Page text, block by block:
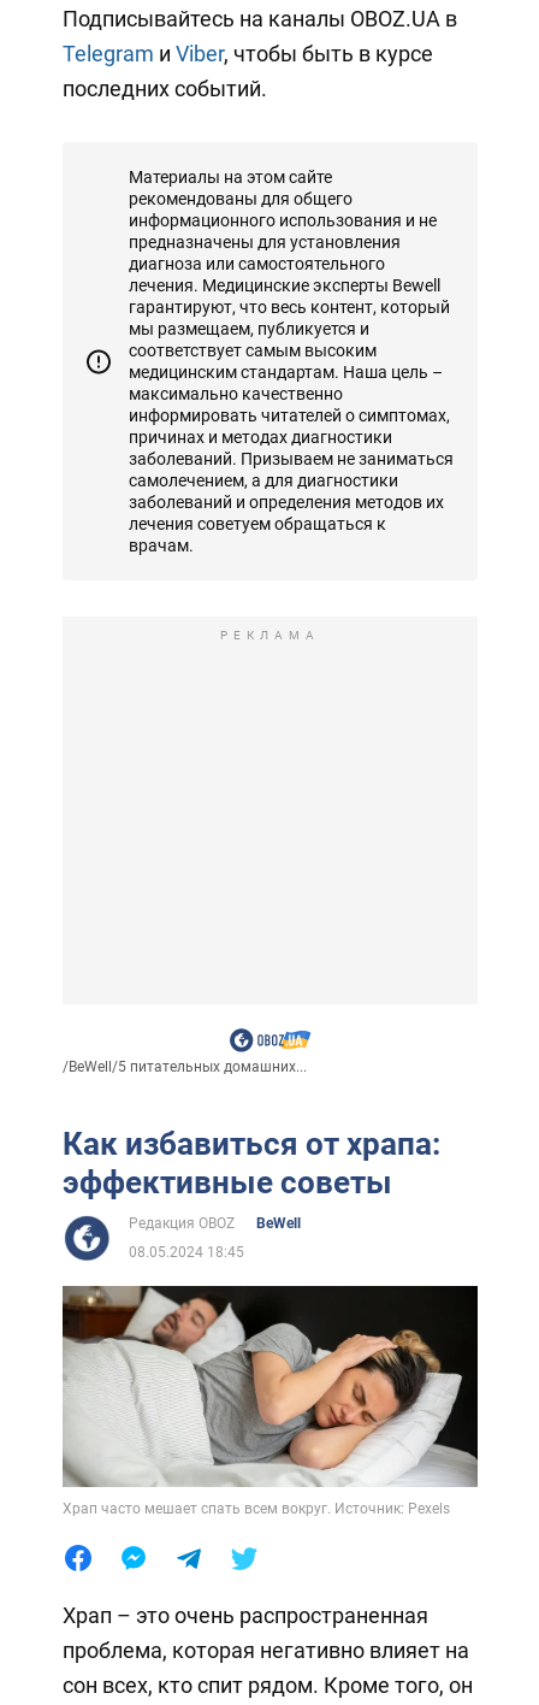
Подписывайтесь на каналы OBOZ.UA в
Telegram и Viber, чтобы быть в курсе
последних событий.
Материалы на этом сайте
рекомендованы для общего
информационного использования и не
предназначены для установления
диагноза или самостоятельного
лечения. Медицинские эксперты Bewell
гарантируют, что весь контент, который
мы размещаем, публикуется и
соответствует самым высоким
медицинским стандартам. Наша цель –
максимально качественно
информировать читателей о симптомах,
причинах и методах диагностики
заболеваний. Призываем не заниматься
самолечением, а для диагностики
заболеваний и определения методов их
лечения советуем обращаться к
врачам.
РЕКЛАМА
/BeWell /5 питательных домашних...
Как избавиться от храпа:
эффективные советы
Редакция OBOZ
BeWell
08.05.2024 18:45
Храп часто мешает спать всем вокруг. Источник: Pexels
Храп – это очень распространенная
проблема, которая негативно влияет на
сон всех, кто спит рядом. Кроме того, он